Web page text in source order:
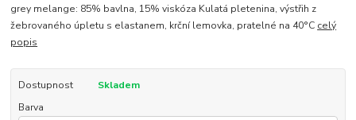
grey melange: 85% bavlna, 15% viskóza Kulatá pletenina, výstřih z
žebrovaného úpletu s elastanem, krční lemovka, pratelné na 40°C celý
popis
Dostupnost
Skladem
Barva